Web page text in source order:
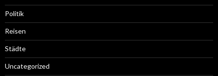
Politik
Reisen
Städte
Uncategorized